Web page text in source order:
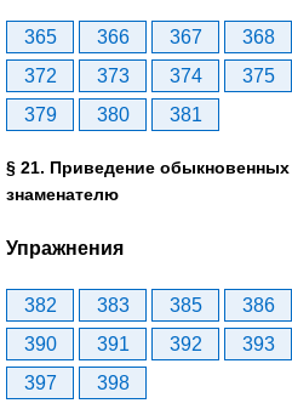
365 366 367 368
372
373 374 375
379
380 381
§ 21. Приведение
знаменателю
Упражнения
382 383 385 386
390
391 392 393
397
398